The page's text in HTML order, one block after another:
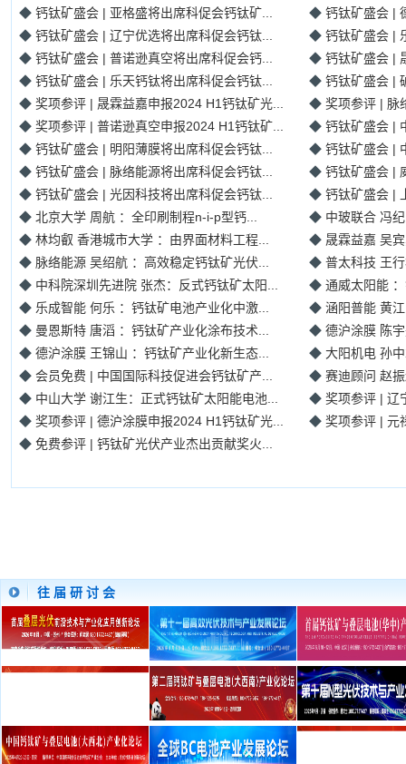
◆ 钙钛矿盛会 | 亚格盛将出席科促会钙钛矿... ◆ 钙钛矿盛会 |
◆ 钙钛矿盛会 | 辽宁优选将出席科促会钙钛... ◆ 钙钛矿盛会 |
◆ 钙钛矿盛会 | 普诺逊真空将出席科促会钙... ◆ 钙钛矿盛会 |
◆ 钙钛矿盛会 | 乐天钙钛将出席科促会钙钛... ◆ 钙钛矿盛会 |
◆ 奖项参评 | 晟霖益嘉申报2024 H1钙钛矿光... ◆ 奖项参评 | 脉
◆ 奖项参评 | 普诺逊真空申报2024 H1钙钛矿... ◆ 钙钛矿盛会 |
◆ 钙钛矿盛会 | 明阳薄膜将出席科促会钙钛... ◆ 钙钛矿盛会 |
◆ 钙钛矿盛会 | 脉络能源将出席科促会钙钛... ◆ 钙钛矿盛会 |
◆ 钙钛矿盛会 | 光因科技将出席科促会钙钛... ◆ 钙钛矿盛会 |
◆ 北京大学 周航 ：全印刷制程n-i-p型钙... ◆ 中玻联合 冯
◆ 林均叡 香港城市大学 ：由界面材料工程... ◆ 晟霖益嘉 吴
◆ 脉络能源 吴绍航 ：高效稳定钙钛矿光伏... ◆ 普太科技 王
◆ 中科院深圳先进院 张杰：反式钙钛矿太阳... ◆ 通威太阳能
◆ 乐成智能 何乐 ：钙钛矿电池产业化中激... ◆ 涵阳普能 黄
◆ 曼恩斯特 唐滔 ：钙钛矿产业化涂布技术... ◆ 德沪涂膜 陈
◆ 德沪涂膜 王锦山 ：钙钛矿产业化新生态... ◆ 大阳机电 孙
◆ 会员免费 | 中国国际科技促进会钙钛矿产... ◆ 赛迪顾问 赵
◆ 中山大学 谢江生：正式钙钛矿太阳能电池... ◆ 奖项参评 | 辽
◆ 奖项参评 | 德沪涂膜申报2024 H1钙钛矿光... ◆ 奖项参评 | 元
◆ 免费参评 | 钙钛矿光伏产业杰出贡献奖火...
往 届 研 讨 会